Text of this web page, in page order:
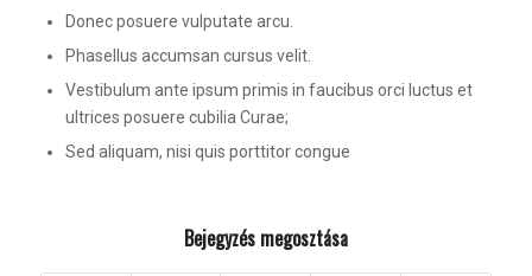
Donec posuere vulputate arcu.
Phasellus accumsan cursus velit.
Vestibulum ante ipsum primis in faucibus orci luctus et
ultrices posuere cubilia Curae;
Sed aliquam, nisi quis porttitor congue
Bejegyzés megosztása